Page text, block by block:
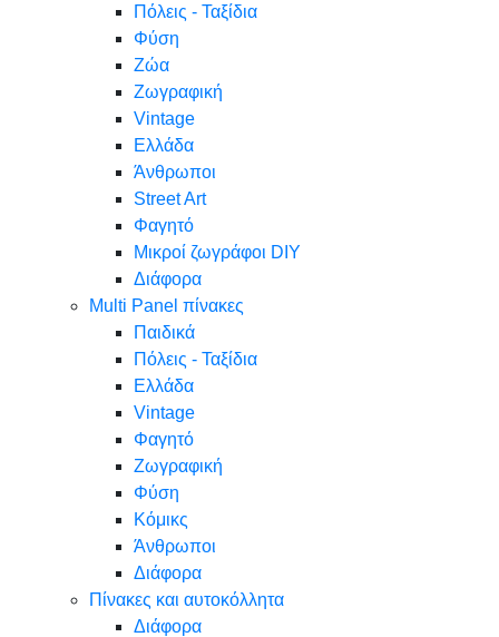
Πόλεις - Ταξίδια
Φύση
Ζώα
Ζωγραφική
Vintage
Ελλάδα
Άνθρωποι
Street Art
Φαγητό
Μικροί ζωγράφοι DIY
Διάφορα
Multi Panel πίνακες
Παιδικά
Πόλεις - Ταξίδια
Ελλάδα
Vintage
Φαγητό
Ζωγραφική
Φύση
Κόμικς
Άνθρωποι
Διάφορα
Πίνακες και αυτοκόλλητα
Διάφορα